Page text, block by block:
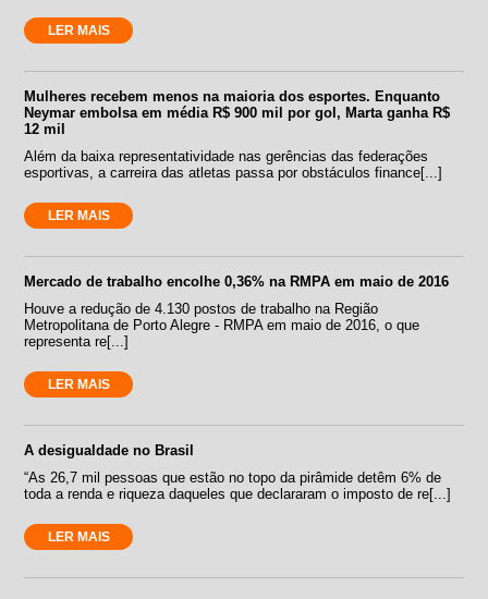
LER MAIS
Mulheres recebem menos na maioria dos esportes. Enquanto
Neymar embolsa em média R$ 900 mil por gol, Marta ganha R$
12 mil
Além da baixa representatividade nas gerências das federações
esportivas, a carreira das atletas passa por obstáculos finance[...]
LER MAIS
Mercado de trabalho encolhe 0,36% na RMPA em maio de 2016
Houve a redução de 4.130 postos de trabalho na Região
Metropolitana de Porto Alegre - RMPA em maio de 2016, o que
representa re[...]
LER MAIS
A desigualdade no Brasil
“As 26,7 mil pessoas que estão no topo da pirâmide detêm 6% de
toda a renda e riqueza daqueles que declararam o imposto de re[...]
LER MAIS